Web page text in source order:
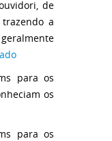
de
a
para os
os
para os